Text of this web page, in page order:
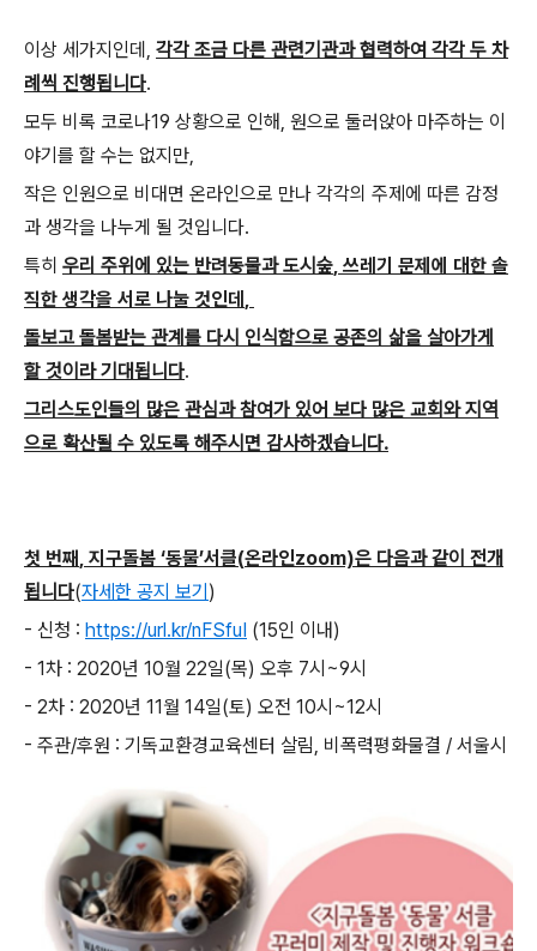
이상 세가지인데, 각각 조금 다른 관련기관과 협력하여 각각 두 차
례씩 진행됩니다.
모두 비록 코로나19 상황으로 인해, 원으로 둘러앉아 마주하는 이
야기를 할 수는 없지만,
작은 인원으로 비대면 온라인으로 만나 각각의 주제에 따른 감정
과 생각을 나누게 될 것입니다.
특히 우리 주위에 있는 반려동물과 도시숲, 쓰레기 문제에 대한 솔
직한 생각을 서로 나눌 것인데 ,
돌보고 돌봄받는 관계를 다시 인식함으로 공존의 삶을 살아가게
할 것이라 기대됩니다.
그리스도인들의 많은 관심과 참여가 있어 보다 많은 교회와 지역
으로 확산될 수 있도록 해주시면 감사하겠습니다.
첫 번째, 지구돌봄 ‘동물’서클(온라인zoom)은 다음과 같이 전개
됩니다(자세한 공지 보기)
- 신청 : https://url.kr/nFSfuI (15인 이내)
- 1차 : 2020년 10월 22일(목) 오후 7시 ~9시
- 2차 : 2020년 11월 14일(토) 오전 10시 ~12시
- 주관/후원 : 기독교환경교육센터 살림, 비폭력평화물결 / 서울시